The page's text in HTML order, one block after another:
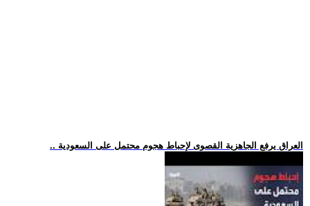
.. العراق يرفع الجاهزية القصوى لإحباط هجوم محتمل على السعودية